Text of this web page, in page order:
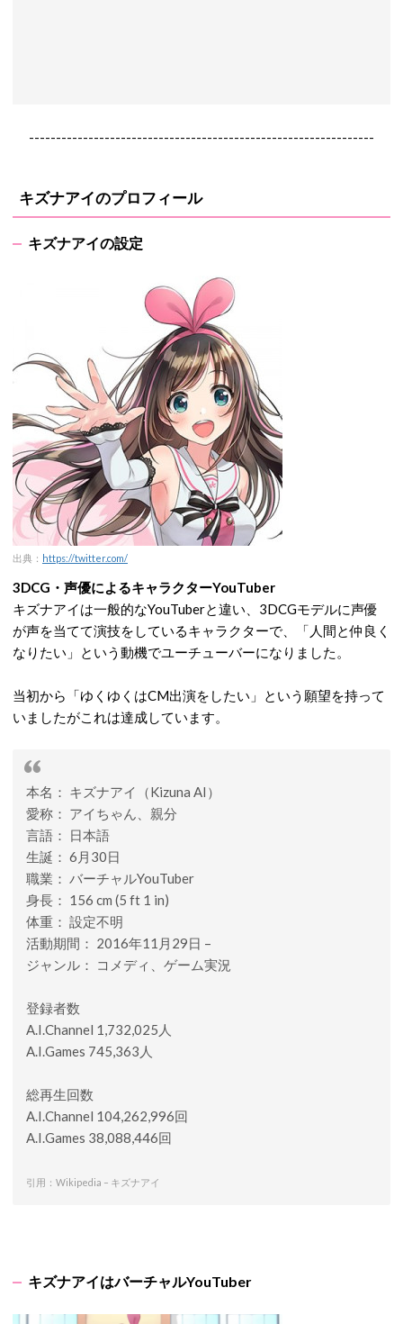
----------------------------------------------------------------
キズナアイのプロフィール
キズナアイの設定
出典： https://twitter.com/
3DCG・声優によるキャラクターYouTuber
キズナアイは一般的なYouTuberと違い、3DCGモデルに声優
が声を当てて演技をしているキャラクターで、「人間と仲良く
なりたい」という動機でユーチューバーになりました。
当初から「ゆくゆくはCM出演をしたい」という願望を持って
いましたがこれは達成しています。
本名： キズナアイ（Kizuna AI）
愛称： アイちゃん、親分
言語： 日本語
生誕： 6月30日
職業： バーチャルYouTuber
身長： 156 cm (5 ft 1 in)
体重： 設定不明
活動期間： 2016年11月29日 –
ジャンル： コメディ、ゲーム実況
登録者数
A.I.Channel 1,732,025人
A.I.Games 745,363人
総再生回数
A.I.Channel 104,262,996回
A.I.Games 38,088,446回
引用：Wikipedia – キズナアイ
キズナアイはバーチャルYouTuber